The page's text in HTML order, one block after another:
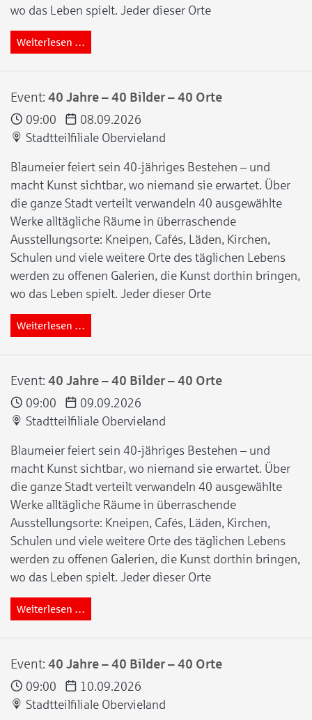
wo das Leben spielt. Jeder dieser Orte
Weiterlesen …
Event: 40 Jahre – 40 Bilder – 40 Orte
09:00
08.09.2026
Stadtteilfiliale Obervieland
Blaumeier feiert sein 40-jähriges Bestehen – und
macht Kunst sichtbar, wo niemand sie erwartet. Über
die ganze Stadt verteilt verwandeln 40 ausgewählte
Werke alltägliche Räume in überraschende
Ausstellungsorte: Kneipen, Cafés, Läden, Kirchen,
Schulen und viele weitere Orte des täglichen Lebens
werden zu offenen Galerien, die Kunst dorthin bringen,
wo das Leben spielt. Jeder dieser Orte
Weiterlesen …
Event: 40 Jahre – 40 Bilder – 40 Orte
09:00
09.09.2026
Stadtteilfiliale Obervieland
Blaumeier feiert sein 40-jähriges Bestehen – und
macht Kunst sichtbar, wo niemand sie erwartet. Über
die ganze Stadt verteilt verwandeln 40 ausgewählte
Werke alltägliche Räume in überraschende
Ausstellungsorte: Kneipen, Cafés, Läden, Kirchen,
Schulen und viele weitere Orte des täglichen Lebens
werden zu offenen Galerien, die Kunst dorthin bringen,
wo das Leben spielt. Jeder dieser Orte
Weiterlesen …
Event: 40 Jahre – 40 Bilder – 40 Orte
09:00
10.09.2026
Stadtteilfiliale Obervieland